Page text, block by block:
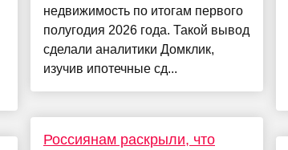
недвижимость по итогам первого
полугодия 2026 года. Такой вывод
сделали аналитики Домклик,
изучив ипотечные сд...
Россиянам раскрыли, что